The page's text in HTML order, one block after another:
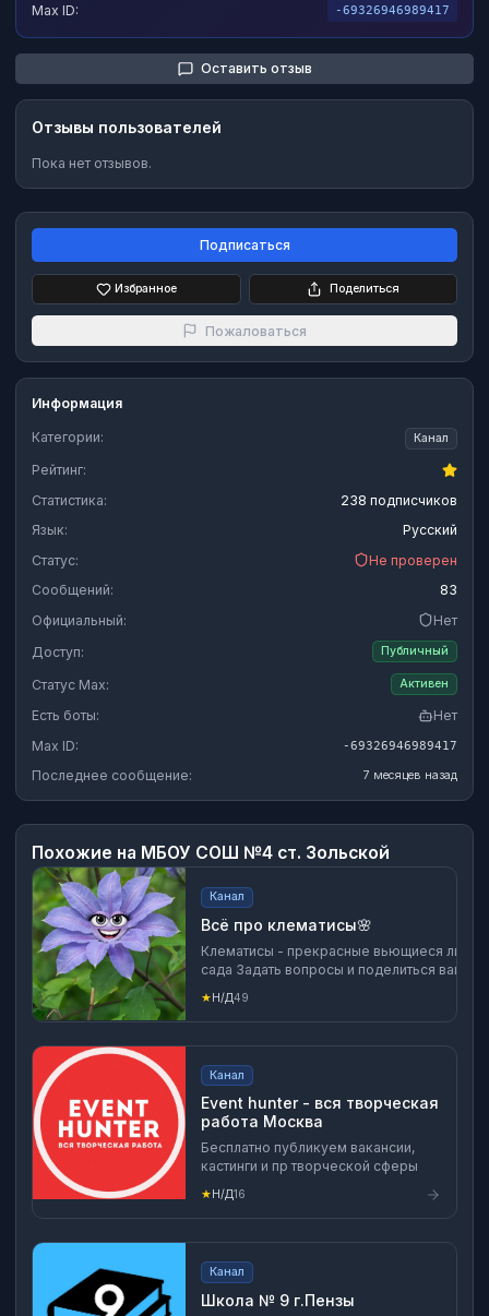
Max ID: -69326946989417
Оставить отзыв
Отзывы пользователей
Пока нет отзывов.
Подписаться
Избранное Поделиться
Пожаловаться
Информация
Категории: Канал
Рейтинг:
Статистика:
238 подписчиков
Язык:
Русский
Статус:
Не проверен
Сообщений:
83
Официальный:
Нет
Доступ:
Публичный
Статус Max: Активен
Есть боты:
Нет
Max ID:
-69326946989417
Последнее сообщение: 7 месяцев назад
Похожие на МБОУ СОШ №4 ст. Зольской
Канал
Всё про клематисы🌸
Клематисы - прекрасные вьющиеся
сада Задать вопросы и поделиться
можно в чате
https://max.ru/join/
Вк https://vk.com/proklematis Ок https://
Реклама
https://max.ru/u/
★Н/Д49
Канал
Event hunter - вся творческая
работа Москва
Бесплатно публикуем вакансии,
кастинги и пр творческой сферы
★Н/Д16
Канал
Школа № 9 г.Пензы